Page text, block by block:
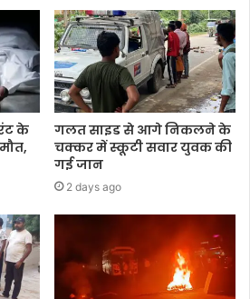
के
गलत साइड से आगे निकलने के
चक्कर में स्कूटी सवार युवक की
गई जान
2 days ago